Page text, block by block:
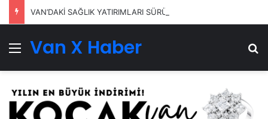
VAN’DAKİ SAĞLIK YATIRIMLARI SÜRÜYOR
Menü
Van X Haber